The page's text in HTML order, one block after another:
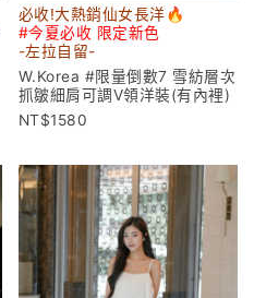
必收!大熱銷仙女長洋🔥
#今夏必收 限定新色
-左拉自留-
W.Korea #限量倒數7 雪紡層次
抓皺細肩可調V領洋裝(有內裡)
1580